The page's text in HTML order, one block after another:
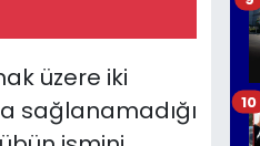
üzere iki
sağlanamadığı
10